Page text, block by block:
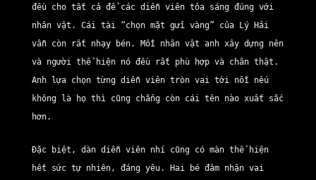
đều cho tất cả để các diễn viên tỏa sáng đúng với
nhân vật. Cái tài “chọn mặt gửi vàng” của Lý Hải
vẫn còn rất nhạy bén. Mỗi nhân vật anh xây dựng nên
và người thể hiện nó đều rất phù hợp và chân thật.
Anh lựa chọn từng diễn viên tròn vai tới nỗi nếu
không là họ thì cũng chẳng còn cái tên nào xuất sắc
hơn.
Đặc biệt, dàn diễn viên nhí cũng có màn thể hiện
hết sức tự nhiên, đáng yêu. Hai bé đảm nhận vai